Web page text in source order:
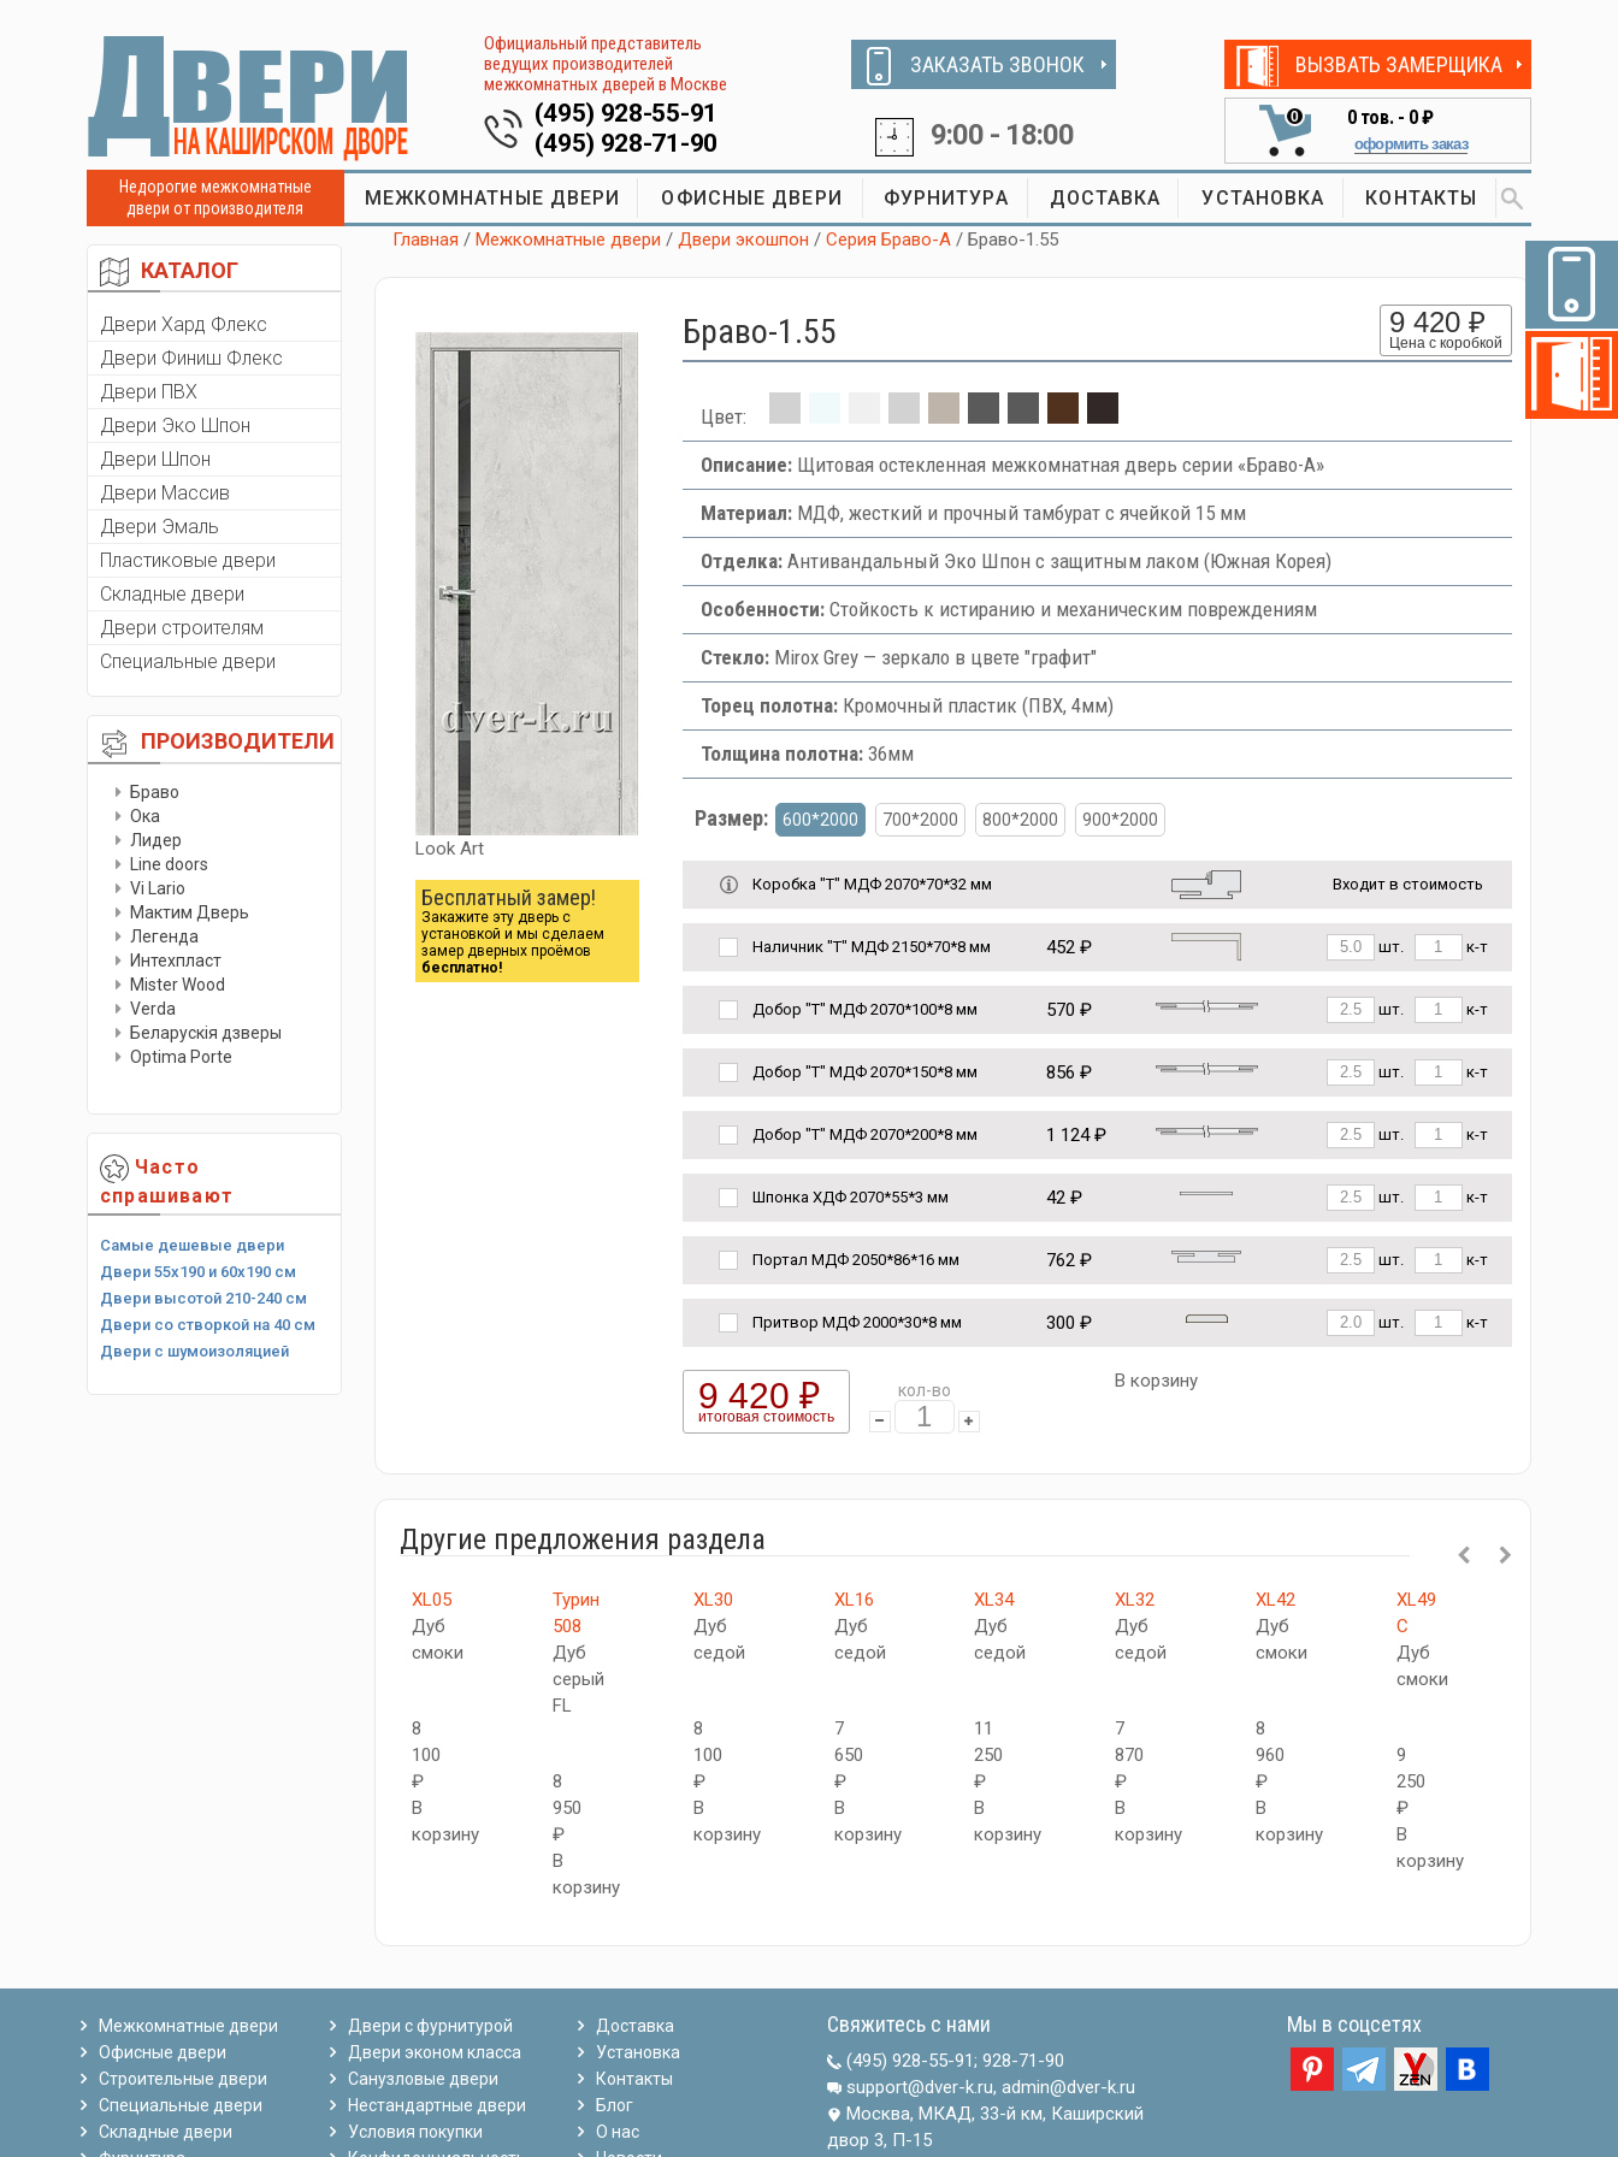
Официальный представитель
ведущих производителей
межкомнатных дверей в Москве
(495) 928-55-91
(495) 928-71-90
ЗАКАЗАТЬ ЗВОНОК
9:00 - 18:00
ВЫЗВАТЬ ЗАМЕРЩИКА
0 0тов. - 0 ₽
оформить заказ
Недорогие межкомнатные
двери от производителя
МЕЖКОМНАТНЫЕ ДВЕРИ ОФИСНЫЕ ДВЕРИ ФУРНИТУРА ДОСТАВКА УСТАНОВКА КОНТАКТЫ
КАТАЛОГ
Двери Хард Флекс
Двери Финиш Флекс
Двери ПВХ
Двери Эко Шпон
Двери Шпон
Двери Массив
Двери Эмаль
Пластиковые двери
Складные двери
Двери строителям
Специальные двери
ПРОИЗВОДИТЕЛИ
Браво
Ока
Лидер
Line doors
Vi Lario
Мактим Дверь
Легенда
Интехпласт
Мister Wood
Verda
Беларускiя дзверы
Optima Porte
Часто
спрашивают
Самые дешевые двери
Двери 55х190 и 60х190 см
Двери высотой 210-240 см
Двери со створкой на 40 см
Двери с шумоизоляцией
Главная /Межкомнатные двери /Двери экошпон /Серия Браво-А / Браво-1.55
Look Art
Бесплатный замер!
Закажите эту дверь с
установкой и мы сделаем
замер дверных проёмов
бесплатно!
Браво-1.55 9 420 ₽
Цена с коробкой
Цвет:
Описание:Щитовая остекленная межкомнатная дверь серии «Браво-А»
Материал:МДФ, жесткий и прочный тамбурат с ячейкой 15 мм
Отделка:Антивандальный Эко Шпон с защитным лаком (Южная Корея)
Особенности:Стойкость к истиранию и механическим повреждениям
Стекло:Mirox Grey — зеркало в цвете "графит"
Торец полотна:Кромочный пластик (ПВХ, 4мм)
Толщина полотна:36мм
Размер: 600*2000 700*2000 800*2000 900*2000
Коробка "Т" МДФ 2070*70*32 мм Входит в стоимость
Наличник "Т" МДФ 2150*70*8 мм 452 ₽ шт. к-т
Добор "Т" МДФ 2070*100*8 мм 570 ₽ шт. к-т
Добор "Т" МДФ 2070*150*8 мм 856 ₽ шт. к-т
Добор "Т" МДФ 2070*200*8 мм 1 124 ₽ шт. к-т
Шпонка ХДФ 2070*55*3 мм 42 ₽ шт. к-т
Портал МДФ 2050*86*16 мм 762 ₽ шт. к-т
Притвор МДФ 2000*30*8 мм 300 ₽ шт. к-т
9 420 ₽
итоговая стоимость
кол-во В корзину
Другие предложения раздела
XL05
Дуб
смоки
8
100
₽
В
корзину
Турин
508
Дуб
серый
FL
8
950
₽
В
корзину
XL30
Дуб
седой
8
100
₽
В
корзину
XL16
Дуб
седой
7
650
₽
В
корзину
XL34
Дуб
седой
11
250
₽
В
корзину
XL32
Дуб
седой
7
870
₽
В
корзину
XL42
Дуб
смоки
8
960
₽
В
корзину
XL49
C
Дуб
смоки
9
250
₽
В
корзину
Межкомнатные двери
Офисные двери
Строительные двери
Специальные двери
Складные двери
Двери с фурнитурой
Двери эконом класса
Санузловые двери
Нестандартные двери
Условия покупки
Доставка
Установка
Контакты
Блог
О нас
Свяжитесь с нами
(495) 928-55-91; 928-71-90
support@dver-k.ru, admin@dver-k.ru
Москва, МКАД, 33-й км, Каширский
двор 3, П-15
Мы в соцсетях